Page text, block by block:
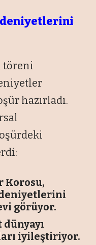
töreni
hazırladı.
Korosu,
görüyor.
iyileştiriyor.